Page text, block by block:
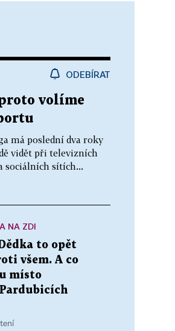
ODEBÍRAT
volíme
má poslední dva roky
vidět při televizních
sociálních sítích...
NA ZDI
to opět
všem. A co
místo